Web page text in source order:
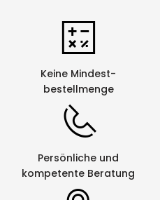
Keine Mindest-
bestellmenge
Persönliche und
kompetente Beratung